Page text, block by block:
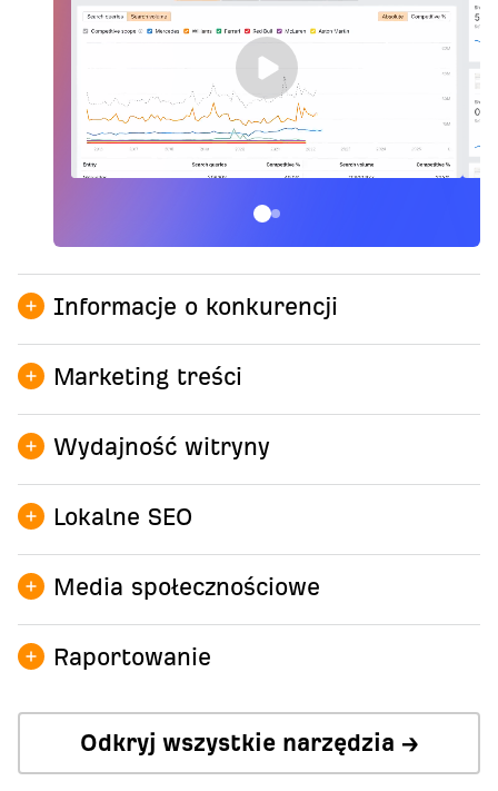
Informacje o konkurencji
Site Explorer →
Marketing treści
AI Content Grader →
Content Explorer →
Wydajność witryny
Web Analytics →
AI Tech SEO →
Lokalne SEO
Rank Tracker →
Media społecznościowe
Social Media Manager →
Raportowanie
Odkryj wszystkie narzędzia →